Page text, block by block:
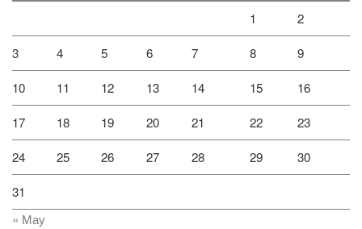
1 2
3 4 5 6 7 8 9
10 11 12 13 14 15 16
17 18 19 20 21 22 23
24 25 26 27 28 29 30
31
« Мау